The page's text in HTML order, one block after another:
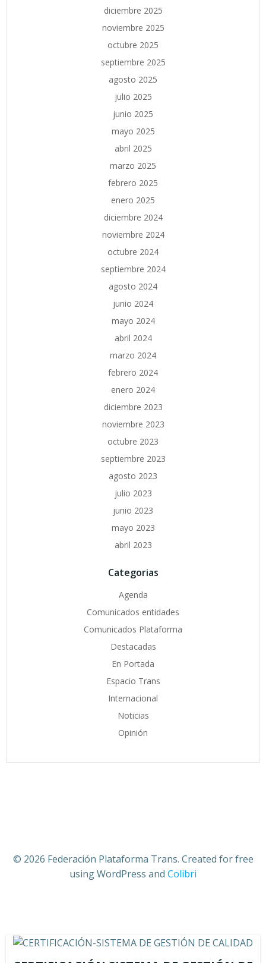
diciembre 2025
noviembre 2025
octubre 2025
septiembre 2025
agosto 2025
julio 2025
junio 2025
mayo 2025
abril 2025
marzo 2025
febrero 2025
enero 2025
diciembre 2024
noviembre 2024
octubre 2024
septiembre 2024
agosto 2024
junio 2024
mayo 2024
abril 2024
marzo 2024
febrero 2024
enero 2024
diciembre 2023
noviembre 2023
octubre 2023
septiembre 2023
agosto 2023
julio 2023
junio 2023
mayo 2023
abril 2023
Categorias
Agenda
Comunicados entidades
Comunicados Plataforma
Destacadas
En Portada
Espacio Trans
Internacional
Noticias
Opinión
© 2026 Federación Plataforma Trans. Created for free
using WordPress and Colibri